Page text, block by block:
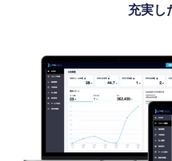
充実し